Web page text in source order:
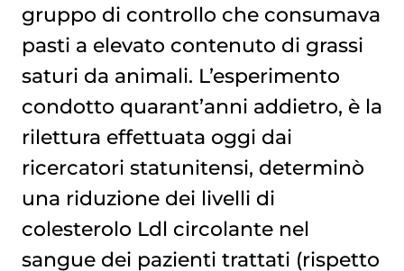
gruppo di controllo che consumava
pasti a elevato contenuto di grassi
saturi da animali. L’esperimento
condotto quarant’anni addietro, è la
rilettura effettuata oggi dai
ricercatori statunitensi, determinò
una riduzione dei livelli di
colesterolo Ldl circolante nel
sangue dei pazienti trattati (rispetto